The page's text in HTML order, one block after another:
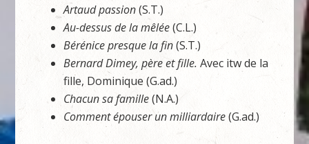
Artaud passion(S.T.)
Au-dessus de la mêlée(C.L.)
Bérénice presque la fin(S.T.)
Bernard Dimey, père et fille.Avec itw de la
fille, Dominique (G.ad.)
Chacun sa famille(N.A.)
Comment épouser un milliardaire(G.ad.)